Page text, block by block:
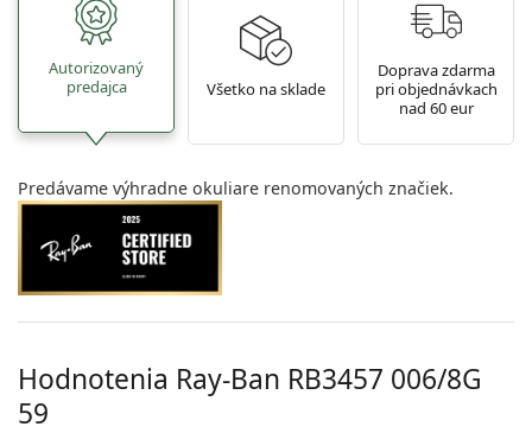
Autorizovaný
predajca
Všetko na sklade
Doprava zdarma
pri objednávkach
nad 60 eur
Predávame výhradne okuliare renomovaných značiek.
Hodnotenia Ray-Ban RB3457 006/8G
59